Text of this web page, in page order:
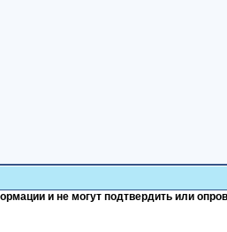
и не могут подтвердить или